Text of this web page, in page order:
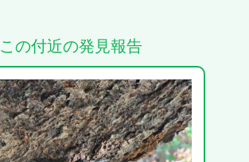
この付近の発見報告